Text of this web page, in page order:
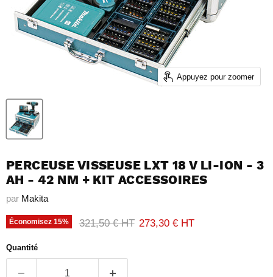
Appuyez pour zoomer
PERCEUSE VISSEUSE LXT 18 V LI-ION - 3
AH - 42 NM + KIT ACCESSOIRES
par Makita
Économisez 15% Prix d'origine
321,50 € HT Prix actuel
273,30 € HT
Quantité